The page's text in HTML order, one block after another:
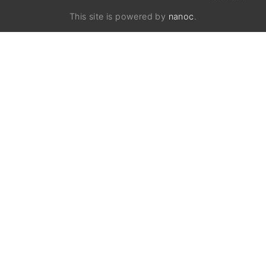
This site is powered by nanoc